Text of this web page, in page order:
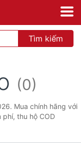
Tìm kiếm
(0)
Mua chính hãng với
thu hộ COD